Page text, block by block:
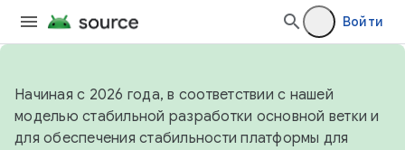
Войти
Начиная с 2026 года, в соответствии с нашей
моделью стабильной разработки основной ветки и
для обеспечения стабильности платформы для